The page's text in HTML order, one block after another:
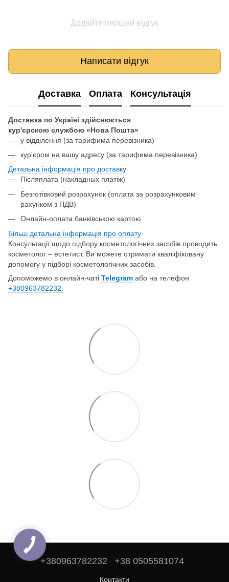
Додайте перший відгук
Написати відгук
Доставка Оплата Консультація
Доставка по Україні здійснюється
кур'єрскою службою «Нова Пошта»
у відділення (за тарифима перевізника)
кур'єром на вашу адресу (за тарифима перевізника)
Детальна інформація про доставку
Післяплата (накладных платіж)
Безготівковий розрахунок (оплата за розрахунковим
рахунком з ПДВ)
Онлайн-оплата банківською картою
Більш детальна інформація про оплату
Консультації щодо підбору косметологічних засобів проводить
косметолог – естетист. Ви можете отримати кваліфіковану
допомогу у підборі косметологічних засобів.
Допоможемо в онлайн-чаті Telegram або на телефон
+380963782232.
+380963782232 +38 0505581074
Контакти